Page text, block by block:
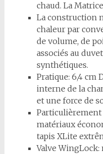
chaud. La
La construction
chaleur par
de volume, de
associés au
synthétiques.
Pratique: 6,4 cm
interne de la
et une force de
Particulièrement
matériaux
tapis XLite
Valve